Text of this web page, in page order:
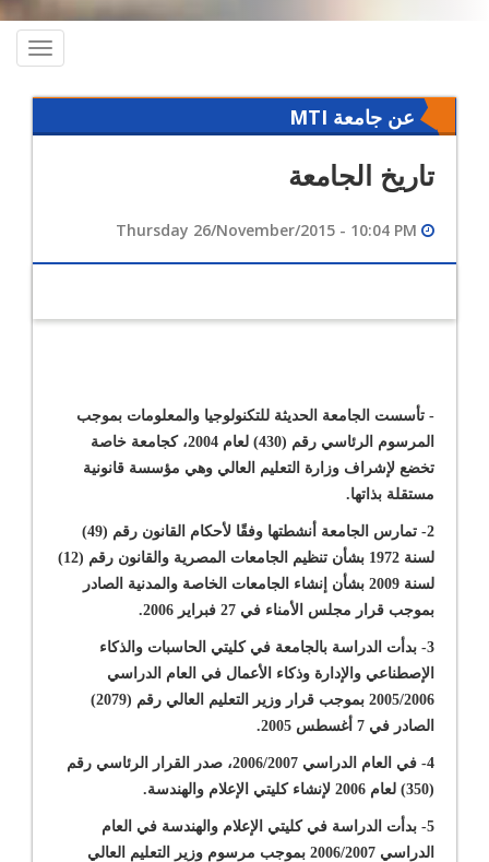
عن جامعة MTI
تاريخ الجامعة
- تأسست الجامعة الحديثة للتكنولوجيا والمعلومات بموجب
المرسوم الرئاسي رقم (430) لعام 2004، كجامعة خاصة
تخضع لإشراف وزارة التعليم العالي وهي مؤسسة قانونية
مستقلة بذاتها.
2- تمارس الجامعة أنشطتها وفقًا لأحكام القانون رقم (49)
لسنة 1972 بشأن تنظيم الجامعات المصرية والقانون رقم (12)
لسنة 2009 بشأن إنشاء الجامعات الخاصة والمدنية الصادر
بموجب قرار مجلس الأمناء في 27 فبراير 2006
.
3- بدأت الدراسة بالجامعة في كليتي الحاسبات والذكاء
الإصطناعي والإدارة وذكاء الأعمال في العام الدراسي
2005/2006 بموجب قرار وزير التعليم العالي رقم (2079)
الصادر في 7 أغسطس 2005
.
4- في العام الدراسي 2006/2007، صدر القرار الرئاسي رقم
(350) لعام 2006 لإنشاء كليتي الإعلام والهندسة
.
5- بدأت الدراسة في كليتي الإعلام والهندسة في العام
الدراسي 2006/2007 بموجب مرسوم وزير التعليم العالي